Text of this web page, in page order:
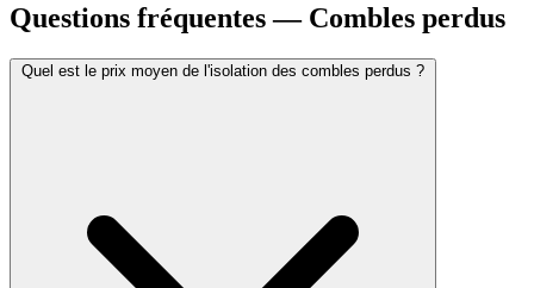
Questions fréquentes — Combles perdus
Quel est le prix moyen de l'isolation des combles perdus ?